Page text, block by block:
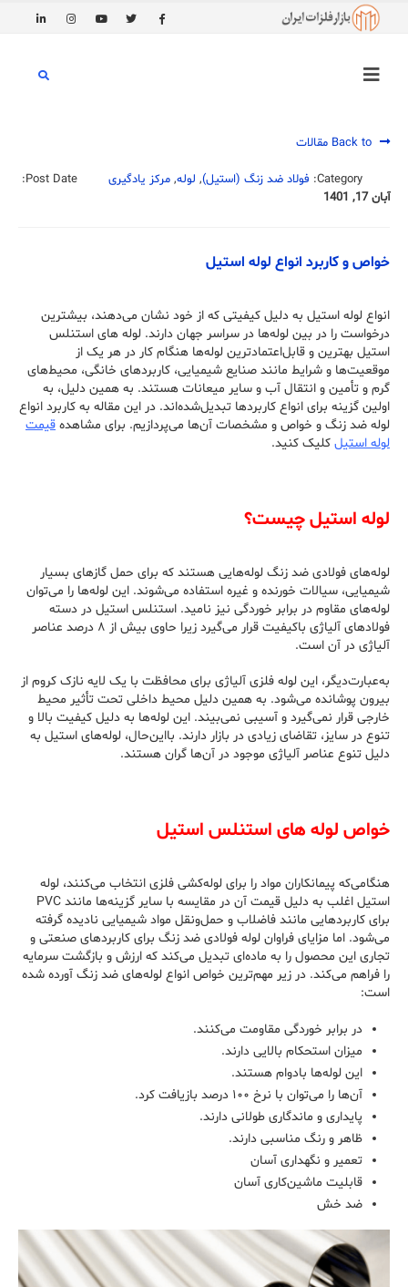
Category: فولاد ضد زنگ (استیل), لوله, مرکز یادگیری
Post Date:
آبان 17, 1401
خواص و کاربرد انواع لوله استیل
انواع لوله استیل به دلیل کیفیتی که از خود نشان می‌دهند، بیشترین
درخواست را در بین لوله‌ها در سراسر جهان دارند. لوله‌ های استنلس
استیل بهترین و قابل‌اعتمادترین لوله‌ها هنگام کار در هر یک از
موقعیت‌ها و شرایط مانند صنایع شیمیایی، کاربردهای خانگی، محیط‌های
گرم و تأمین و انتقال آب و سایر میعانات هستند. به همین دلیل، به
اولین گزینه برای انواع کاربردها تبدیل‌شده‌اند. در این مقاله به کاربرد انواع
لوله ضد زنگ و خواص و مشخصات آن‌ها می‌پردازیم. برای مشاهده قیمت
لوله استیل کلیک کنید.
لوله استیل چیست؟
لوله‌های فولادی ضد زنگ لوله‌هایی هستند که برای حمل گازهای بسیار
شیمیایی، سیالات خورنده و غیره استفاده می‌شوند. این لوله‌ها را می‌توان
لوله‌های مقاوم در برابر خوردگی نیز نامید. استنلس استیل در دسته
فولادهای آلیاژی باکیفیت قرار می‌گیرد زیرا حاوی بیش از ۸ درصد عناصر
آلیاژی در آن است.
به‌عبارت‌دیگر، این لوله فلزی آلیاژی برای محافظت با یک لایه نازک کروم از
بیرون پوشانده می‌شود. به همین دلیل محیط داخلی تحت تأثیر محیط
خارجی قرار نمی‌گیرد و آسیبی نمی‌بیند. این لوله‌ها به دلیل کیفیت بالا و
تنوع در سایز، تقاضای زیادی در بازار دارند. بااین‌حال، لوله‌های استیل به
دلیل تنوع عناصر آلیاژی موجود در آن‌ها گران هستند.
خواص لوله ‌های استنلس استیل
هنگامی‌که پیمانکاران مواد را برای لوله‌کشی فلزی انتخاب می‌کنند، لوله
استیل اغلب به دلیل قیمت آن در مقایسه با سایر گزینه‌ها مانند PVC
برای کاربردهایی مانند فاضلاب و حمل‌ونقل مواد شیمیایی نادیده گرفته
می‌شود. اما مزایای فراوان لوله فولادی ضد زنگ برای کاربردهای صنعتی و
تجاری این محصول را به ماده‌ای تبدیل می‌کند که ارزش و بازگشت سرمایه
را فراهم می‌کند. در زیر مهم‌ترین خواص انواع لوله‌های ضد زنگ آورده شده
است:
در برابر خوردگی مقاومت می‌کنند.
میزان استحکام بالایی دارند.
این لوله‌ها بادوام هستند.
آن‌ها را می‌توان با نرخ ۱۰۰ درصد بازیافت کرد.
پایداری و ماندگاری طولانی دارند.
ظاهر و رنگ مناسبی دارند.
تعمیر و نگهداری آسان
قابلیت ماشین‌کاری آسان
ضد خش